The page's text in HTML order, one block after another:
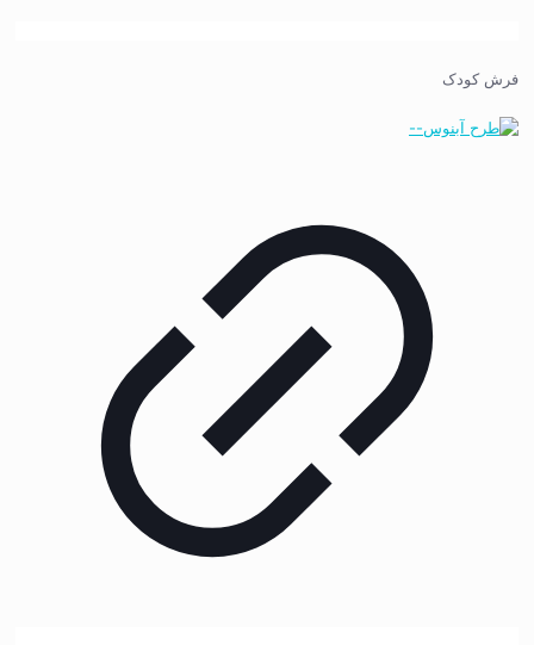
فرش کودک